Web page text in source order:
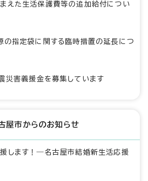
えた生活保護費等の追加給付につい
の指定袋に関する臨時措置の延長につ
災害義援金を募集しています
屋市からのお知らせ
します！―名古屋市結婚新生活応援